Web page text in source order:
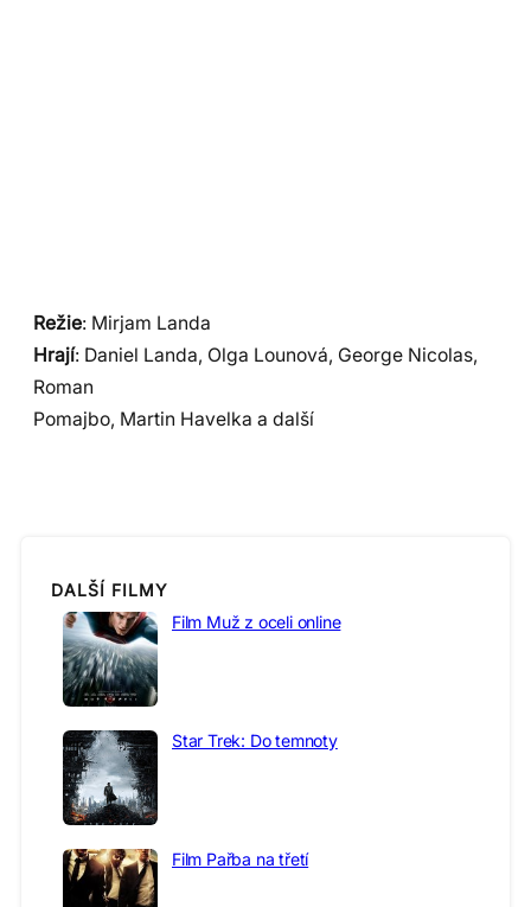
Režie: Mirjam Landa
Hrají: Daniel Landa, Olga Lounová, George Nicolas,
Roman
Pomajbo, Martin Havelka a další
DALŠÍ FILMY
Film Muž z oceli online
Star Trek: Do temnoty
Film Pařba na třetí